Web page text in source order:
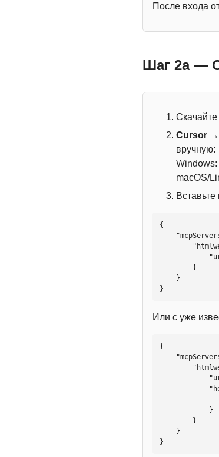
После входа
Шаг 2a —
Скачайте
Cursor
вручную:
Windows:
macOS/
{
}
Или с уже
{
}